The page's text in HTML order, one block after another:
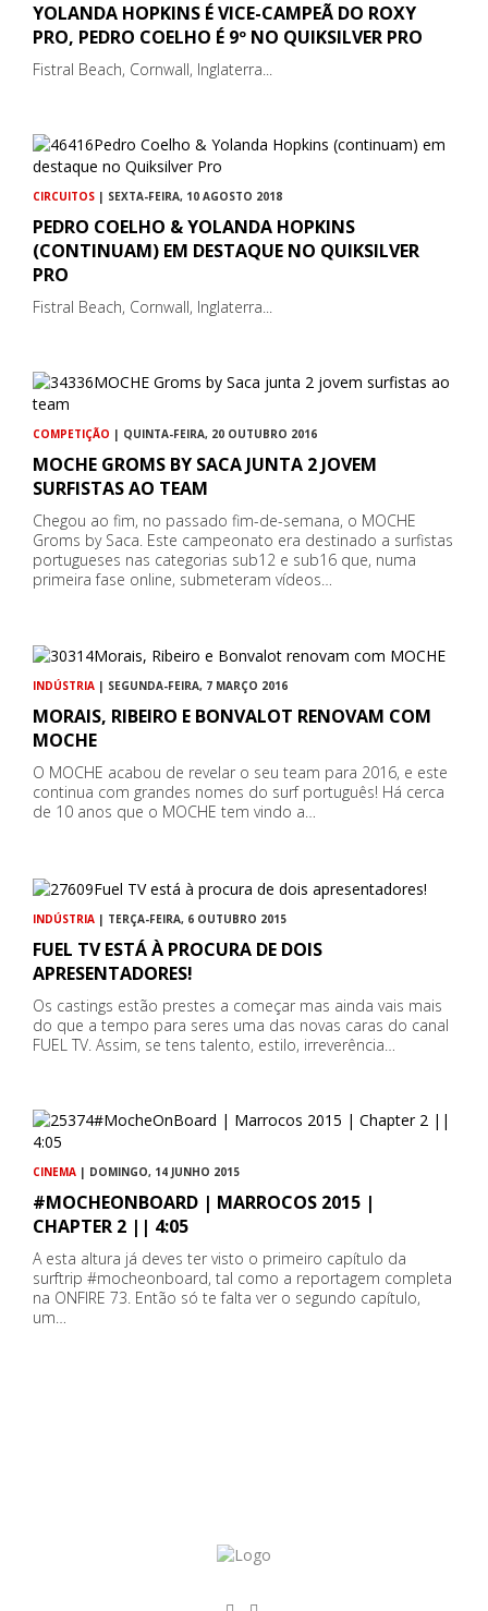
YOLANDA HOPKINS É VICE-CAMPEÃ DO ROXY
PRO, PEDRO COELHO É 9º NO QUIKSILVER PRO
Fistral Beach, Cornwall, Inglaterra...
CIRCUITOS | SEXTA-FEIRA, 10 AGOSTO 2018
PEDRO COELHO & YOLANDA HOPKINS
(CONTINUAM) EM DESTAQUE NO QUIKSILVER
PRO
Fistral Beach, Cornwall, Inglaterra...
COMPETIÇÃO | QUINTA-FEIRA, 20 OUTUBRO 2016
MOCHE GROMS BY SACA JUNTA 2 JOVEM
SURFISTAS AO TEAM
Chegou ao fim, no passado fim-de-semana, o MOCHE
Groms by Saca. Este campeonato era destinado a surfistas
portugueses nas categorias sub12 e sub16 que, numa
primeira fase online, submeteram vídeos…
INDÚSTRIA | SEGUNDA-FEIRA, 7 MARÇO 2016
MORAIS, RIBEIRO E BONVALOT RENOVAM COM
MOCHE
O MOCHE acabou de revelar o seu team para 2016, e este
continua com grandes nomes do surf português! Há cerca
de 10 anos que o MOCHE tem vindo a…
INDÚSTRIA | TERÇA-FEIRA, 6 OUTUBRO 2015
FUEL TV ESTÁ À PROCURA DE DOIS
APRESENTADORES!
Os castings estão prestes a começar mas ainda vais mais
do que a tempo para seres uma das novas caras do canal
FUEL TV. Assim, se tens talento, estilo, irreverência…
CINEMA | DOMINGO, 14 JUNHO 2015
#MOCHEONBOARD | MARROCOS 2015 |
CHAPTER 2 || 4:05
A esta altura já deves ter visto o primeiro capítulo da
surftrip #mocheonboard, tal como a reportagem completa
na ONFIRE 73. Então só te falta ver o segundo capítulo,
um…